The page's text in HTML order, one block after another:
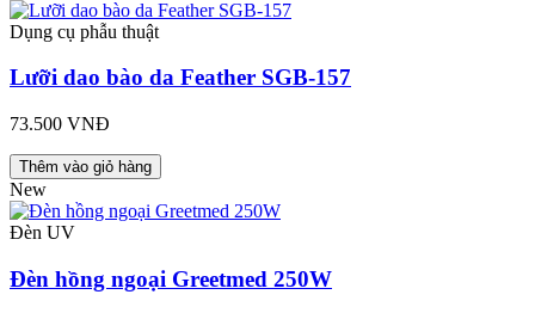
Dụng cụ phẫu thuật
Lưỡi dao bào da Feather SGB-157
73.500 VNĐ
Thêm vào giỏ hàng
New
Đèn UV
Đèn hồng ngoại Greetmed 250W